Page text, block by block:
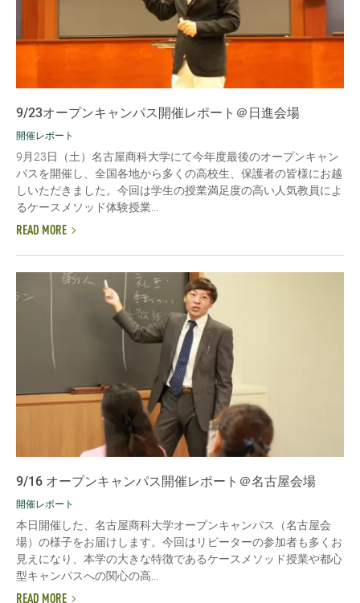
9/23オープンキャンパス開催レポート＠日進会場
開催レポート
9月23日（土）名古屋商科大学にて今年度最後のオープンキャン
パスを開催し、全国各地から多くの高校生、保護者の皆様にお越
しいただきました。今回は学生の授業満足度の高い人気教員によ
るケースメソッド体験授業...
READ MORE
9/16 オープンキャンパス開催レポート＠名古屋会場
開催レポート
本日開催した、名古屋商科大学オープンキャンパス（名古屋会
場）の様子をお届けします。今回はリピーターの参加者も多くお
見えになり、本学の大きな特徴であるケースメソッド授業や都心
型キャンパスへの関心の高...
READ MORE